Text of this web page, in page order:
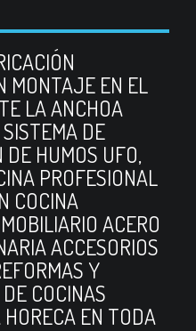
MONTAJE EN EL
LA ANCHOA
DE
DE HUMOS UFO,
PROFESIONAL
COCINA
ACERO
ACCESORIOS
Y
COCINAS
EN TODA